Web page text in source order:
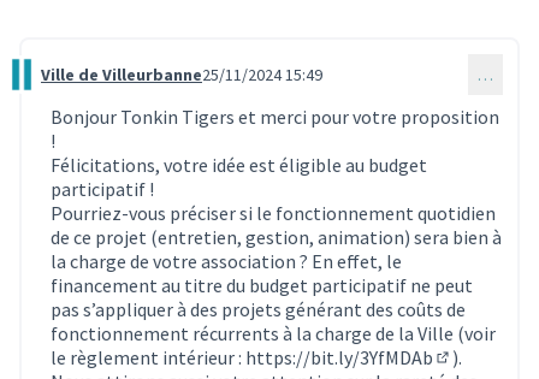
Commentaire 3690
Ville de Villeurbanne25/11/2024 15:49 …
Bonjour Tonkin Tigers et merci pour votre proposition
!
Félicitations, votre idée est éligible au budget
participatif !
Pourriez-vous préciser si le fonctionnement quotidien
de ce projet (entretien, gestion, animation) sera bien à
la charge de votre association ? En effet, le
financement au titre du budget participatif ne peut
pas s’appliquer à des projets générant des coûts de
fonctionnement récurrents à la charge de la Ville (voir
le règlement intérieur : https://bit.ly/3YfMDAb
).